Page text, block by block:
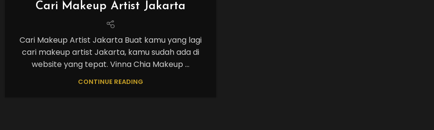
Cari Makeup Artist Jakarta
Cari Makeup Artist Jakarta Buat kamu yang lagi
cari makeup artist Jakarta, kamu sudah ada di
website yang tepat. Vinna Chia Makeup ...
CONTINUE READING